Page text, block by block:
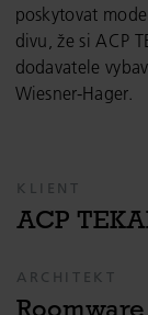
poskytovat
divu, že si ACP
dodavatele
Wiesner-Hager.
KLIENT
ACP
ARCHITEKT